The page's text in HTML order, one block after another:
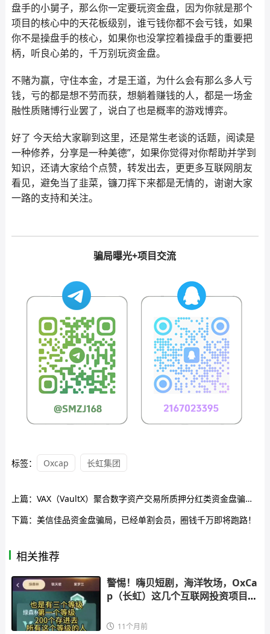
盘手的小舅子，那么你一定要玩资金盘，因为你就是那个
项目的核心中的天花板级别，谁亏钱你都不会亏钱，如果
你不是操盘手的核心，如果你也没掌控着操盘手的重要把
柄，听良心弟的，千万别玩资金盘。
不赌为赢，守住本金，才是王道，为什么会有那么多人亏
钱，亏的都是想不劳而获，想躺着赚钱的人，都是一场金
融性质赌博行业罢了，说白了也是概率的游戏博弈。
好了 今天给大家聊到这里，还是常生老谈的话题，阅读是
一种修养，分享是一种美德”，如果你觉得对你帮助并学到
知识，还请大家给个点赞，转发出去，更更多互联网朋友
看见，避免当了韭菜，镰刀挥下来都是无情的，谢谢大家
一路的支持和关注。
骗局曝光+项目交流
标签： Oxcap 长虹集团
上篇： VAX（VaultX）聚合数字资产交易所质押分红类资金盘骗局，部分团队已经撤离，高度预警，即将崩盘跑路！
下篇： 美信佳品资金盘骗局，已经单割会员，圈钱千万即将跑路！
相关推荐
警惕！嗨贝短剧，海洋牧场，OxCa
p（长虹）这几个互联网投资项目都
11个月前